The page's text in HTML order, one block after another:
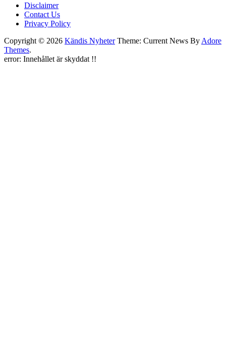
Disclaimer
Contact Us
Privacy Policy
Copyright © 2026 Kändis NyheterTheme: Current News By Adore
Themes.
error: Innehållet är skyddat !!